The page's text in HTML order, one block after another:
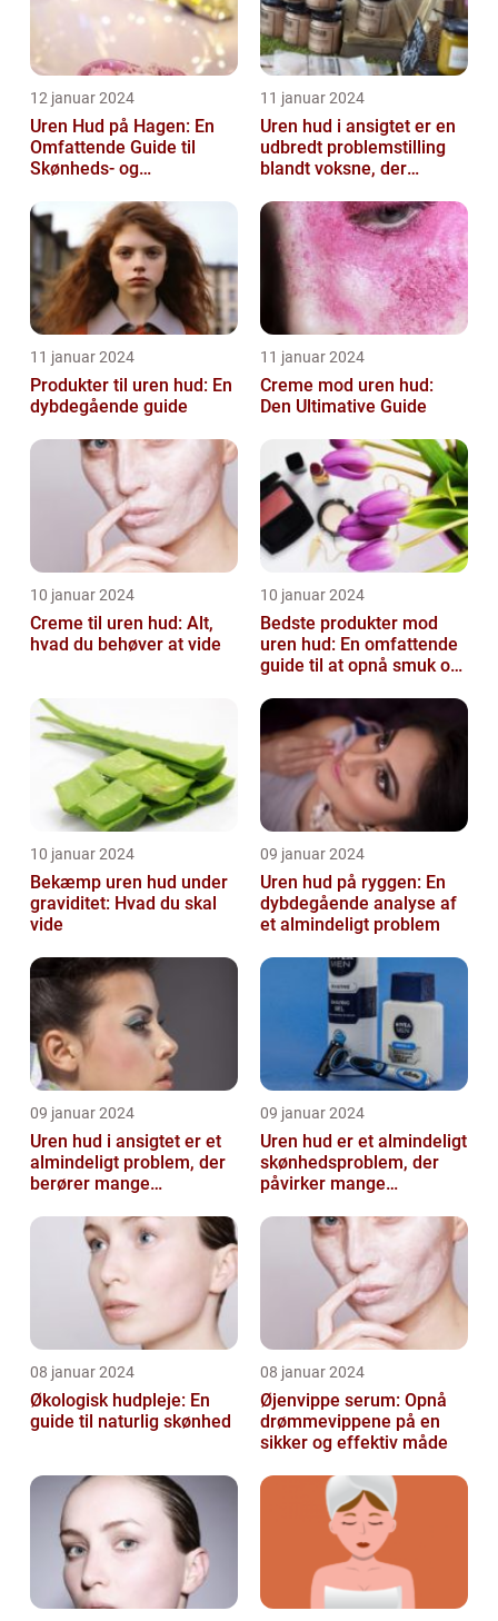
12 januar 2024
Uren Hud på Hagen: En
Omfattende Guide til
Skønheds- og
11 januar 2024
Uren hud i ansigtet er en
udbredt problemstilling
blandt voksne, der
kvinder...
11 januar 2024
Produkter til uren hud: En
dybdegående guide
11 januar 2024
Creme mod uren hud:
Den Ultimative Guide
10 januar 2024
Creme til uren hud: Alt,
hvad du behøver at vide
10 januar 2024
Bedste produkter mod
uren hud: En omfattende
guide til at opnå smuk og
10 januar 2024
Bekæmp uren hud under
graviditet: Hvad du skal
vide
09 januar 2024
Uren hud på ryggen: En
dybdegående analyse af
et almindeligt problem
09 januar 2024
Uren hud i ansigtet er et
almindeligt problem, der
berører mange
09 januar 2024
Uren hud er et almindeligt
skønhedsproblem, der
påvirker mange
08 januar 2024
Økologisk hudpleje: En
guide til naturlig skønhed
08 januar 2024
Øjenvippe serum: Opnå
drømmevippene på en
sikker og effektiv måde